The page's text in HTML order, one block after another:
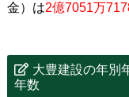
金）は2億7051万
大豊建設の年別
年数